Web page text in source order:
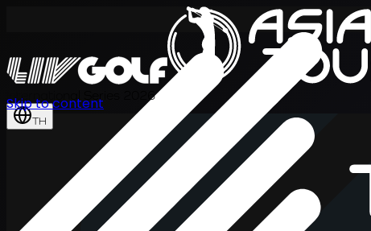
International Series 2026
TH
Skip to content